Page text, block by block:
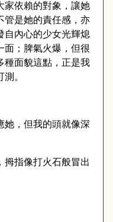
家依賴的對象，讓她
管是她的責任感，亦
自內心的少女光輝熄
面；脾氣火爆，但很
種面貌這點，正是我
。
她，但我的頭就像深
拇指像打火石般冒出